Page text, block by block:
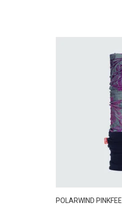
POLARWIND PINKFEEL